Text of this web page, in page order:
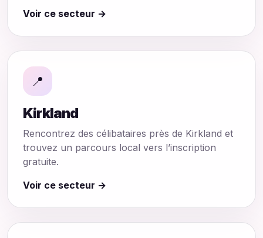
Voir ce secteur →
📍
Kirkland
Rencontrez des célibataires près de Kirkland et
trouvez un parcours local vers l’inscription
gratuite.
Voir ce secteur →